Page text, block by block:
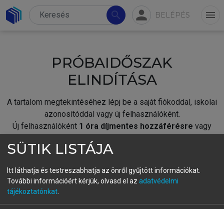
search person BELÉPÉS menu
PRÓBAIDŐSZAK
ELINDÍTÁSA
A tartalom megtekintéséhez lépj be a saját fiókoddal, iskolai
azonosítóddal vagy új felhasználóként.
Új felhasználóként 1 óra díjmentes hozzáférésre vagy
fiókoddal,vagy hozz létre új fiókot.
A regisztráció után apróbaidőszakautomatikusan
SÜTIK LISTÁJA
Itt láthatja és testreszabhatja az önről gyűjtött információkat.
További információért kérjük, olvasd el az adatvédelmi
tájékoztatónkat